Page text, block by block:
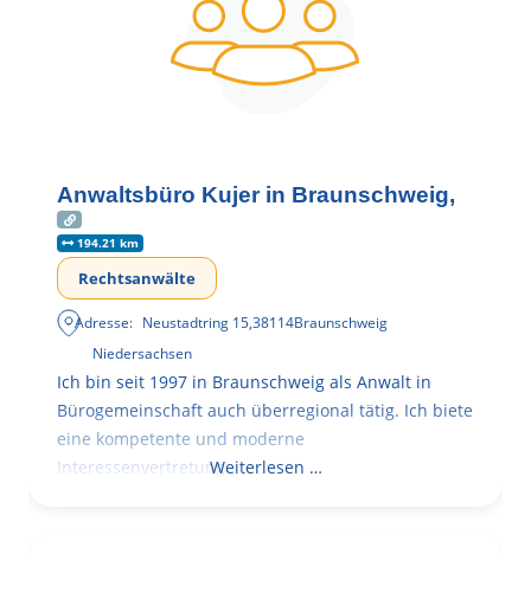
Anwaltsbüro Kujer in Braunschweig,
194.21 km
Rechtsanwälte
Adresse: Neustadtring 15,38114Braunschweig
Niedersachsen
Ich bin seit 1997 in Braunschweig als Anwalt in
Bürogemeinschaft auch überregional tätig. Ich biete
eine kompetente und moderne
Interessenvertretung,Weiterlesen …